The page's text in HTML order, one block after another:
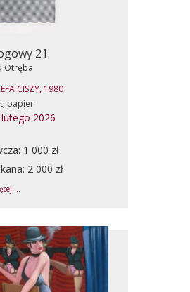
21.
Otręba
CISZY, 1980
papier
2026
1 000 zł
2 000 zł
...